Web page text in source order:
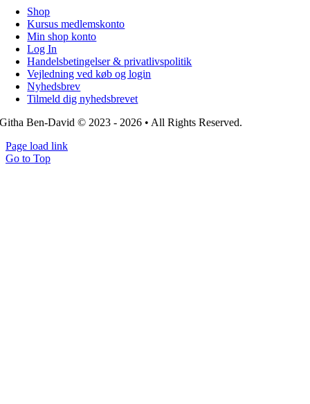
Shop
Kursus medlemskonto
Min shop konto
Log In
Handelsbetingelser & privatlivspolitik
Vejledning ved køb og login
Nyhedsbrev
Tilmeld dig nyhedsbrevet
Githa Ben-David © 2023 - 2026 • All Rights Reserved.
Page load link
Go to Top